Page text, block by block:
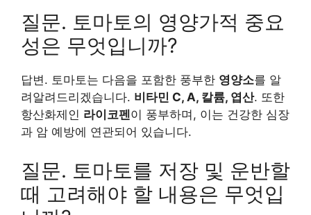
질문. 토마토의 영양가적 중요
성은 무엇입니까?
답변. 토마토는 다음을 포함한 풍부한 영양소를 알
려알려드리겠습니다. 비타민 C, A, 칼륨, 엽산. 또한
항산화제인 라이코펜이 풍부하며, 이는 건강한 심장
과 암 예방에 연관되어 있습니다.
질문. 토마토를 저장 및 운반할
때 고려해야 할 내용은 무엇입